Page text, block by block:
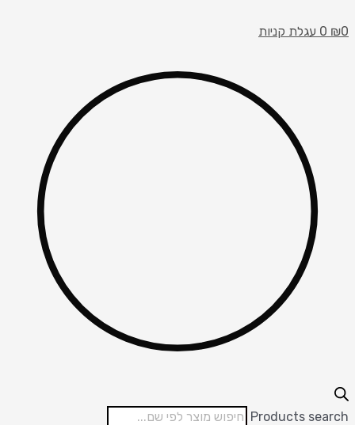
₪0
0 עגלת קניות
Products search